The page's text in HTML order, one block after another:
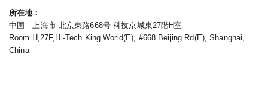
所在地
中国 上海市 北京東路668号 科技京城東27階H室
Room H,27F,Hi-Tech King World(E), #668 Beijing Rd(E), Shanghai,
China